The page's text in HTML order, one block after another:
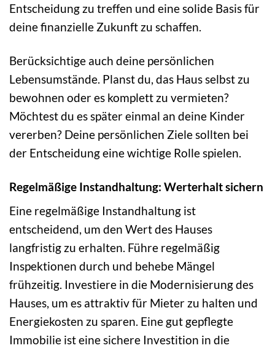
Entscheidung zu treffen und eine solide Basis für
deine finanzielle Zukunft zu schaffen.
Berücksichtige auch deine persönlichen
Lebensumstände. Planst du, das Haus selbst zu
bewohnen oder es komplett zu vermieten?
Möchtest du es später einmal an deine Kinder
vererben? Deine persönlichen Ziele sollten bei
der Entscheidung eine wichtige Rolle spielen.
Regelmäßige Instandhaltung: Werterhalt sichern
Eine regelmäßige Instandhaltung ist
entscheidend, um den Wert des Hauses
langfristig zu erhalten. Führe regelmäßig
Inspektionen durch und behebe Mängel
frühzeitig. Investiere in die Modernisierung des
Hauses, um es attraktiv für Mieter zu halten und
Energiekosten zu sparen. Eine gut gepflegte
Immobilie ist eine sichere Investition in die